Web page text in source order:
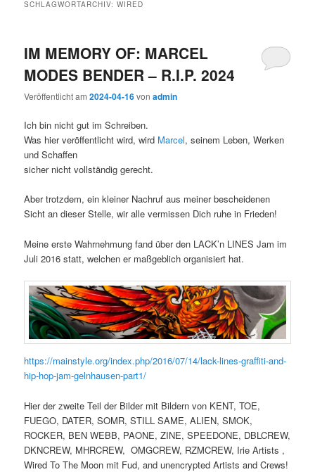
SCHLAGWORTARCHIV:WIRED
IM MEMORY OF: MARCEL
MODES BENDER – R.I.P. 2024
Veröffentlicht am2024-04-16vonadmin
Ich bin nicht gut im Schreiben.
Was hier veröffentlicht wird, wird Marcel, seinem Leben, Werken
und Schaffen
sicher nicht vollständig gerecht.
Aber trotzdem, ein kleiner Nachruf aus meiner bescheidenen
Sicht an dieser Stelle, wir alle vermissen Dich ruhe in Frieden!
Meine erste Wahrnehmung fand über den LACK’n LINES Jam im
Juli 2016 statt, welchen er maßgeblich organisiert hat.
https://mainstyle.org/index.php/2016/07/14/lack-lines-graffiti-and-
hip-hop-jam-gelnhausen-part1/
Hier der zweite Teil der Bilder mit Bildern von KENT, TOE,
FUEGO, DATER, SOMR, STILL SAME, ALIEN, SMOK,
ROCKER, BEN WEBB, PAONE, ZINE, SPEEDONE, DBLCREW,
DKNCREW, MHRCREW, OMGCREW, RZMCREW, Irie Artists ,
Wired To The Moon mit Fud, and unencrypted Artists and Crews!